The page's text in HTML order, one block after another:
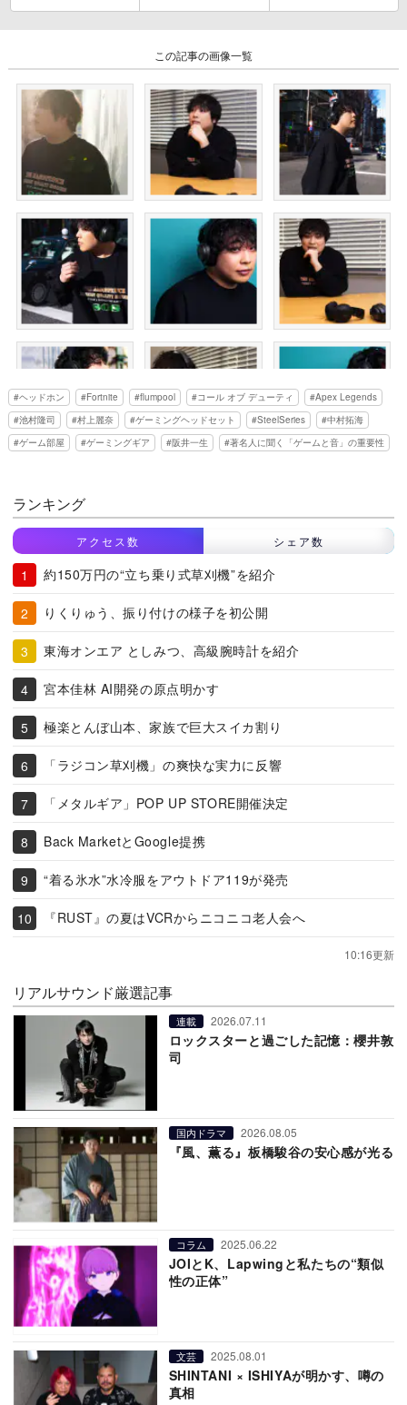
この記事の画像一覧
ヘッドホン Fortnite flumpool コール オブ デューティ
Apex Legends
池村隆司
村上麗奈 ゲーミングヘッドセット SteelSeries
中村拓海
ゲーム部屋
ゲーミングギア 阪井一生 著名人に聞く「ゲームと音」の重要性
ランキング
アクセス数 シェア数
約150万円の“立ち乗り式草刈機”を紹介
りくりゅう、振り付けの様子を初公開
東海オンエア としみつ、高級腕時計を紹介
宮本佳林 AI開発の原点明かす
極楽とんぼ山本、家族で巨大スイカ割り
「ラジコン草刈機」の爽快な実力に反響
「メタルギア」POP UP STORE開催決定
Back MarketとGoogle提携
“着る氷水”水冷服をアウトドア119が発売
『RUST』の夏はVCRからニコニコ老人会へ
10:16更新
リアルサウンド厳選記事
連載 2026.07.11
ロックスターと過ごした記憶：櫻井敦
司
国内ドラマ 2026.08.05
『風、薫る』板橋駿谷の安心感が光る
コラム 2025.06.22
JOIとK、Lapwingと私たちの“類似
性の正体”
文芸 2025.08.01
SHINTANI × ISHIYAが明かす、噂の
真相